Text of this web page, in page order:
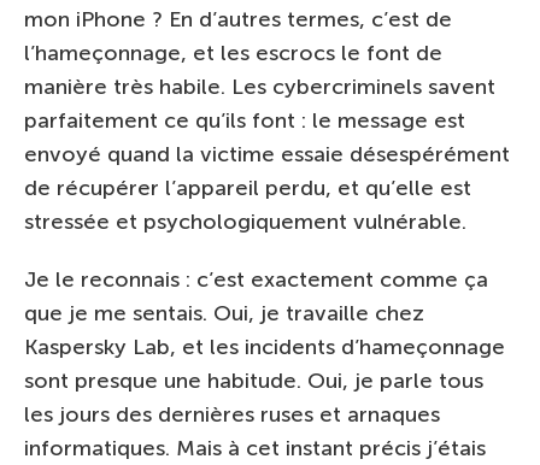
mon iPhone ? En d’autres termes, c’est de
l’hameçonnage, et les escrocs le font de
manière très habile. Les cybercriminels savent
parfaitement ce qu’ils font : le message est
envoyé quand la victime essaie désespérément
de récupérer l’appareil perdu, et qu’elle est
stressée et psychologiquement vulnérable.
Je le reconnais : c’est exactement comme ça
que je me sentais. Oui, je travaille chez
Kaspersky Lab, et les incidents d’hameçonnage
sont presque une habitude. Oui, je parle tous
les jours des dernières ruses et arnaques
informatiques. Mais à cet instant précis j’étais